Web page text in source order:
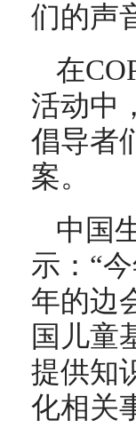
们的声
在
活动中
倡导者
案。
中国
示：“
年的边
国儿童
提供知
化相关